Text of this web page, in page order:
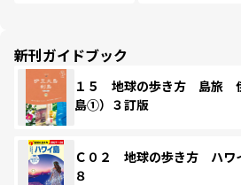
新刊ガイドブック
１５ 地球の歩き方 島旅
島①）３訂版
Ｃ０２ 地球の歩き方 ハワ
８